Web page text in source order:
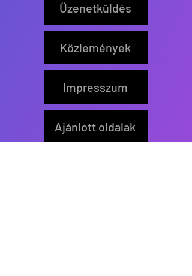
Üzenetküldés
Közlemények
Impresszum
Ajánlott oldalak